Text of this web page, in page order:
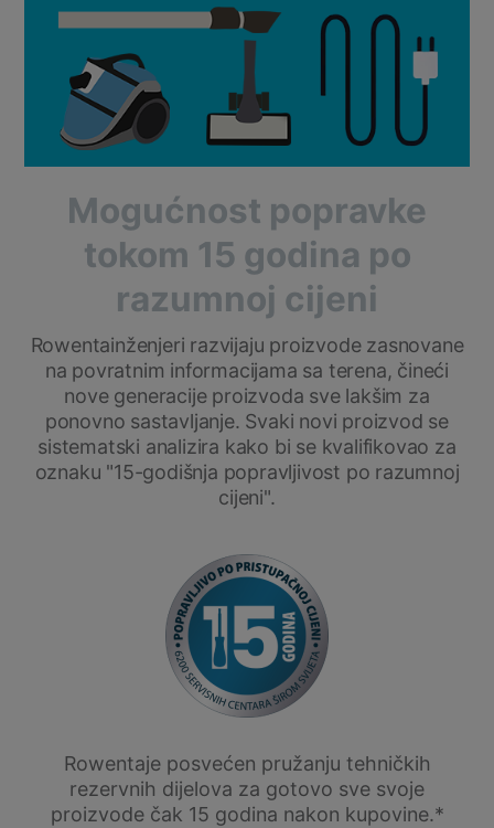
Mogućnost popravke
tokom 15 godina po
razumnoj cijeni
Rowentainženjeri razvijaju proizvode zasnovane
na povratnim informacijama sa terena, čineći
nove generacije proizvoda sve lakšim za
ponovno sastavljanje. Svaki novi proizvod se
sistematski analizira kako bi se kvalifikovao za
oznaku "15-godišnja popravljivost po razumnoj
cijeni".
Rowentaje posvećen pružanju tehničkih
rezervnih dijelova za gotovo sve svoje
proizvode čak 15 godina nakon kupovine.*